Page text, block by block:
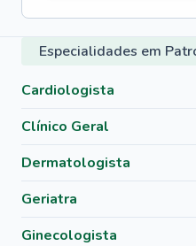
Especialidades em
Cardiologista
Clínico Geral
Dermatologista
Geriatra
Ginecologista